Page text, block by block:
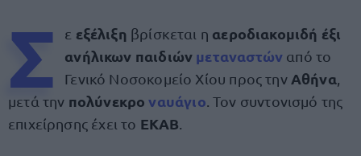
Σ ε εξέλιξη βρίσκεται η αεροδιακομιδή έξι
ανήλικων παιδιών μεταναστών από το
Γενικό Νοσοκομείο Χίου προς την Αθήνα
μετά την πολύνεκροναυάγιο . Τον συντονισμό της
επιχείρησης έχει το ΕΚΑΒ